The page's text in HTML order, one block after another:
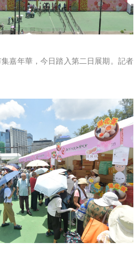
嘉年華，今日踏入第二日展期。記者